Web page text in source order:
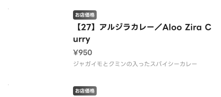
【27】アルジラカレー／Aloo Zira C
urry
お店価格
¥950
ジャガイモとクミンの入ったスパイシーカレー
お店価格